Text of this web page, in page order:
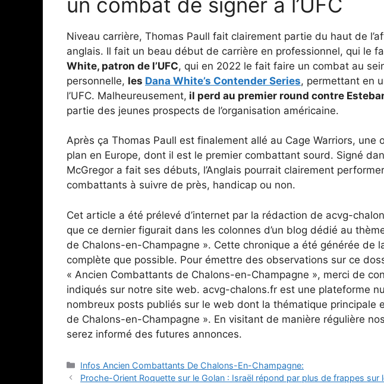
Niveau carrière, Thomas Paull fait clairement partie du haut de
anglais. Il fait un beau début de carrière en professionnel, qui le
White, patron de l’UFC, qui en 2022 le fait faire un combat au
personnelle, les Dana White’s Contender Series, permettant en
l’UFC. Malheureusement, il perd au premier round contre
partie des jeunes prospects de l’organisation américaine.
Après ça Thomas Paull est finalement allé au Cage Warriors, une
plan en Europe, dont il est le premier combattant sourd. Signé
McGregor a fait ses débuts, l’Anglais pourrait clairement
combattants à suivre de près, handicap ou non.
Cet article a été prélevé d’internet par la rédaction de acvg-
que ce dernier figurait dans les colonnes d’un blog dédié au
de Chalons-en-Champagne ». Cette chronique a été générée de
complète que possible. Pour émettre des observations sur ce
« Ancien Combattants de Chalons-en-Champagne », merci de
indiqués sur notre site web. acvg-chalons.fr est une plateforme
nombreux posts publiés sur le web dont la thématique principale
de Chalons-en-Champagne ». En visitant de manière régulière
serez informé des futures annonces.
Catégories
Infos Ancien Combattants De Chalons-En-Champagne:
Proche-Orient Roquette sur le Golan : Israël répond par plus de frappes sur